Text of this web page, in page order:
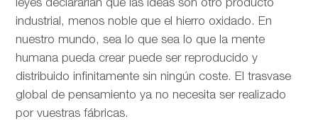
leyes declararían que las ideas son otro producto
industrial, menos noble que el hierro oxidado. En
nuestro mundo, sea lo que sea lo que la mente
humana pueda crear puede ser reproducido y
distribuido infinitamente sin ningún coste. El trasvase
global de pensamiento ya no necesita ser realizado
por vuestras fábricas.